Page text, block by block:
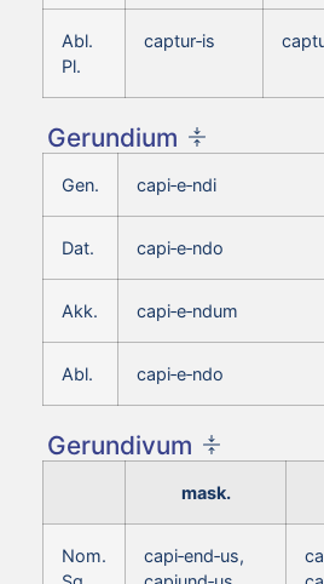
Abl.
Pl.
captur‑is
Gerundium
Gen. capi‑e‑ndi
Dat. capi‑e‑ndo
Akk. capi‑e‑ndum
Abl. capi‑e‑ndo
Gerundivum
mask.
Nom.
capi‑end‑us,